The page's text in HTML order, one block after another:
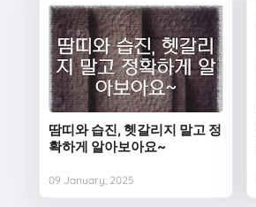
땀띠와 습진, 헷갈리지 말고 정
확하게 알아보아요~
09 January, 2025